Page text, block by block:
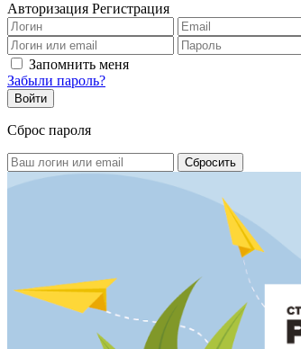
Авторизация Регистрация
Запомнить меня
Забыли пароль?
Сброс пароля